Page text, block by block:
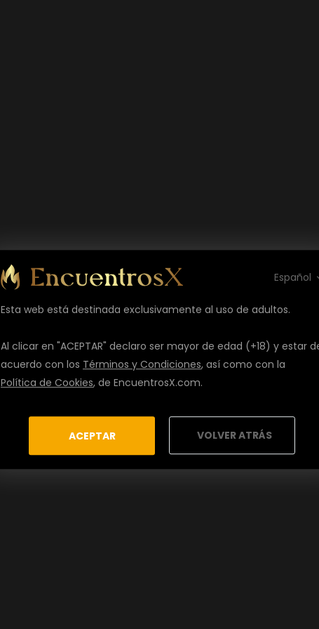
Español
Esta web está destinada exclusivamente al uso de adultos.
Al clicar en "ACEPTAR" declaro ser mayor de edad (+18) y estar
acuerdo con los Términos y Condiciones, así como con la
Política de Cookies, de EncuentrosX.com.
ACEPTAR VOLVER ATRÁS